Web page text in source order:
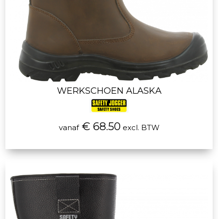
WERKSCHOEN ALASKA
vanaf€ 68.50 excl. BTW